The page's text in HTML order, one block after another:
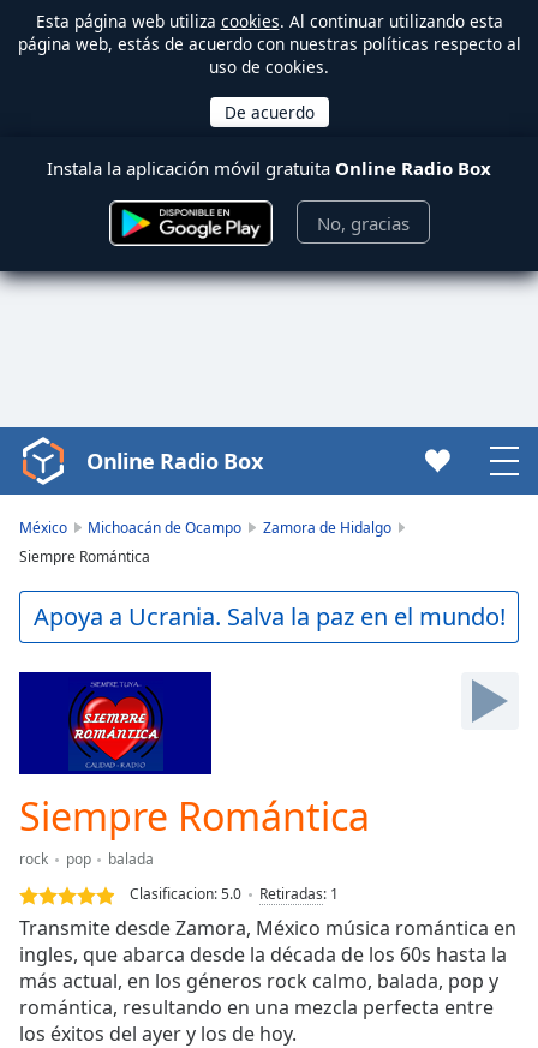
Esta página web utiliza cookies. Al continuar utilizando esta
página web, estás de acuerdo con nuestras políticas respecto al
uso de cookies.
Instala la aplicación móvil gratuita Online Radio Box
No, gracias
Video
Player
loading.
Video
Play
Backward
Current
Time
Duration
:
0.00%
Stream
TypeLIVE
Seek to
live,
currently
behind
Online Radio Box
México Michoacán de Ocampo
Zamora de Hidalgo
Siempre Romántica
Apoya a Ucrania. Salva la paz en el mundo!
Siempre Romántica
rock pop
balada
Clasificacion:5.0 Retiradas: 1
Transmite desde Zamora, México música romántica en
ingles, que abarca desde la década de los 60s hasta la
más actual, en los géneros rock calmo, balada, pop y
romántica, resultando en una mezcla perfecta entre
los éxitos del ayer y los de hoy.